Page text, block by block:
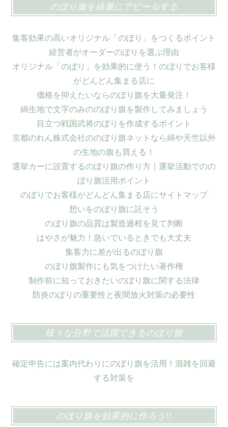
のぼり旗を綺麗にアピールする
集客効果の高いオリジナル「のぼり」をつくるポイント
経営者がオーダーのぼりを選ぶ理由
オリジナル「のぼり」を効果的に使う！のぼりでお客様
がどんどん集まる店に
価格を抑えたいならのぼり旗を大量発注！
綿生地で文字のみののぼり旗を製作してみましょう
目立つ戦国武将のぼりを作成するポイント
京都のれん株式会社ののぼり旗ネットなら綿や天竺以外
の生地の旗も買える！
選挙カーに設置するのぼり旗の作り方｜選挙活動でのの
ぼり旗活用ポイント
のぼりでお客様がどんどん集まる店にサイトマップ
想いをのぼり旗に託そう
のぼり旗の品質は製造過程を見て判断
はやさが魅力！急いでいるときでも大丈夫
集客力に差が出るのぼり旗
のぼり旗製作にも気をつけたい著作権
制作前に知っておきたいのぼり旗に関する法律
防炎のぼりの重要性と夜間放火対策の必要性
様々な分野で活躍できるのぼり旗
確定申告には案内代わりにのぼり旗を活用！混雑を回避
する対策を
のぼり旗を効果的に作ろう!!